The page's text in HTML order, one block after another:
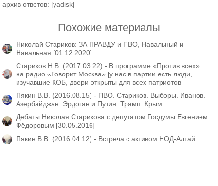
архив ответов: [yadisk]
Похожие материалы
Николай Стариков: ЗА ПРАВДУ и ПВО, Навальный и
Навальная [01.12.2020]
Стариков Н.В. (2017.03.22) - В программе «Против всех»
на радио «Говорит Москва» [у нас в партии есть люди,
изучавшие КОБ, двери открыты для всех патриотов]
Пякин В.В. (2016.08.15) - ПВО. Стариков. Выборы. Иванов.
Азербайджан. Эрдоган и Путин. Трамп. Крым
Дебаты Николая Старикова с депутатом Госдумы Евгением
Фёдоровым [30.05.2016]
Пякин В.В. (2016.04.12) - Встреча с активом НОД-Алтай